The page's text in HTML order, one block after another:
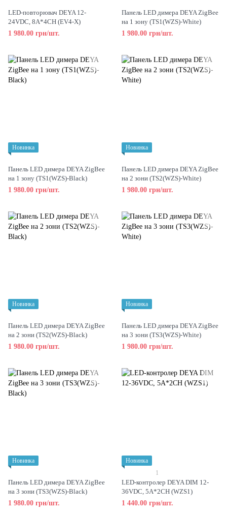
LED-повторювач DEYA 12-
24VDC, 8A*4CH (EV4-X)
1 980.00 грн/шт.
Панель LED димера DEYA ZigBee
на 1 зону (TS1(WZS)-White)
1 980.00 грн/шт.
Новинка
Панель LED димера DEYA ZigBee
на 1 зону (TS1(WZS)-Black)
1 980.00 грн/шт.
Новинка
Панель LED димера DEYA ZigBee
на 2 зони (TS2(WZS)-White)
1 980.00 грн/шт.
Новинка
Панель LED димера DEYA ZigBee
на 2 зони (TS2(WZS)-Black)
1 980.00 грн/шт.
Новинка
Панель LED димера DEYA ZigBee
на 3 зони (TS3(WZS)-White)
1 980.00 грн/шт.
Новинка
Панель LED димера DEYA ZigBee
на 3 зони (TS3(WZS)-Black)
1 980.00 грн/шт.
Новинка
1
LED-контролер DEYA DIM 12-
36VDC, 5A*2CH (WZS1)
1 440.00 грн/шт.